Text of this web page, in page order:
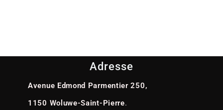
Adresse
Avenue Edmond Parmentier 250,
1150 Woluwe-Saint-Pierre.